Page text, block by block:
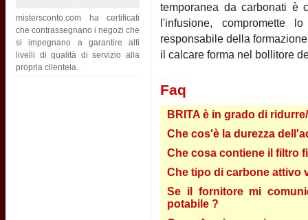
mistersconto.com ha certificati
che contrassegnano i negozi che
si impegnano a garantire alti
livelli di qualità di servizio alla
propria clientela.
temporanea da carbonati è
l'infusione, compromette
responsabile della
il calcare forma nel bollitore
Faq
BRITA è in grado di
Che cos'è la durezza
Che cosa contiene il filtro
Che tipo di carbone attivo
Se il fornitore mi
potabile ?